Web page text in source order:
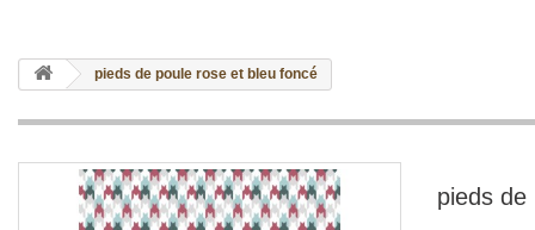
pieds de poule rose et bleu foncé
pieds de